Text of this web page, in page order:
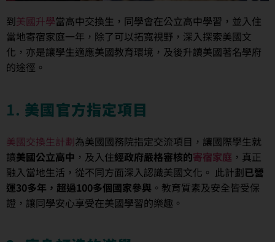
到美國升學當高中交換生，同學會在公立高中學習，並入住
當地寄宿家庭一年，除了可以拓寬視野，深入探索美國文
化，亦是讓學生適應美國教育環境，及後升讀美國著名學府
的途徑。
1. 美國官方指定項目
美國交換生計劃為美國國務院指定交流項目，讓國際學生就
讀美國公立高中 ，及入住經政府嚴格審核的寄宿家庭 ，真正
融入當地生活，從不同方面深入認識美國文化。 此計劃已營
運30多年，超過100多個國家參與 。教育質素及安全皆受保
證，讓同學安心享受在美國學習的樂趣。